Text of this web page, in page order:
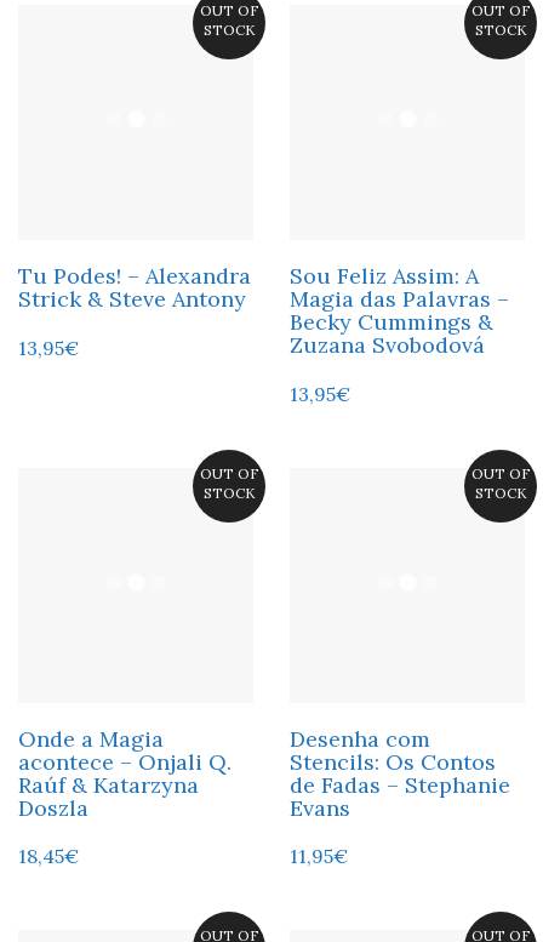
OUT OF
STOCK
Tu Podes! – Alexandra
Strick & Steve Antony
13,95€
OUT OF
STOCK
Sou Feliz Assim: A
Magia das Palavras –
Becky Cummings &
Zuzana Svobodová
13,95€
OUT OF
STOCK
Onde a Magia
acontece – Onjali Q.
Raúf & Katarzyna
Doszla
18,45€
OUT OF
STOCK
Desenha com
Stencils: Os Contos
de Fadas – Stephanie
Evans
11,95€
OUT OF OUT OF